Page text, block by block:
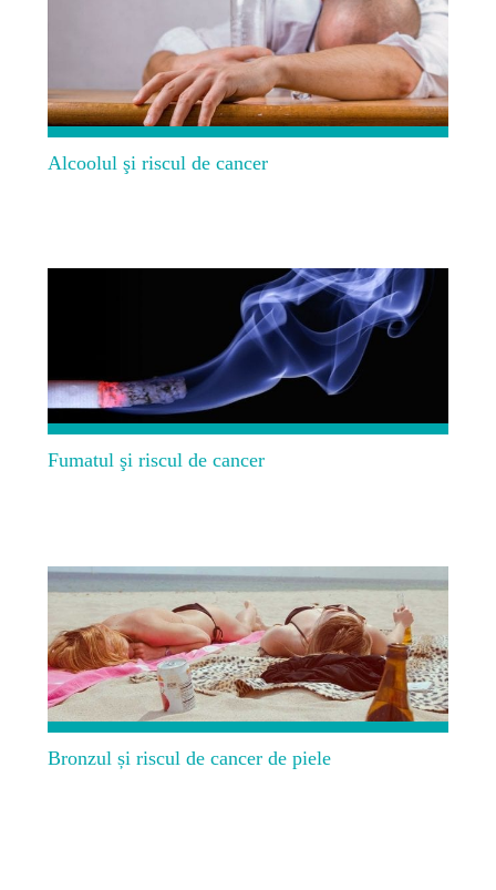
Alcoolul şi riscul de cancer
Fumatul şi riscul de cancer
Bronzul și riscul de cancer de piele